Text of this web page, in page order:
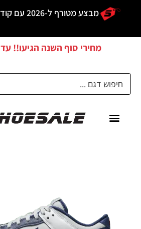
מבצע מטורף ל-2026 עם קוד הקופון –
מחירי סוף השנה הגיעו!! עד